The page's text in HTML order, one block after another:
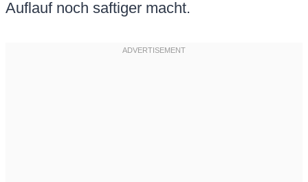
Auflauf noch saftiger macht.